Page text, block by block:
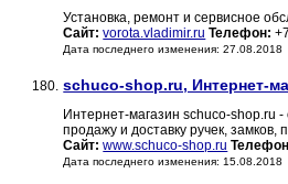
Установка, ремонт и сервисное
Сайт: vorota.vladimir.ru Телефон:
Дата последнего изменения: 27.08.2018
180. schuco-shop.ru, Интернет-
Интернет-магазин schuco-shop.ru
продажу и доставку ручек,
Сайт: www.schuco-shop.ru
Дата последнего изменения: 15.08.2018